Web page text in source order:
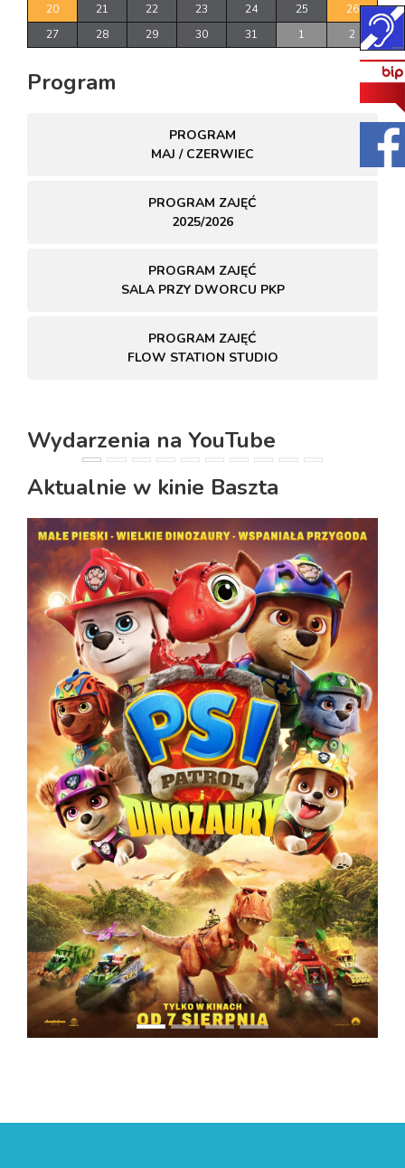
20 21 22 23 24 25
26
27
28 29 30 31 1 2
Program
PROGRAM
MAJ / CZERWIEC
PROGRAM ZAJĘĆ
2025/2026
PROGRAM ZAJĘĆ
SALA PRZY DWORCU PKP
PROGRAM ZAJĘĆ
FLOW STATION STUDIO
Wydarzenia na YouTube
PREVIOUS
Aktualnie w kinie Baszta
PREVIOUS NEXT